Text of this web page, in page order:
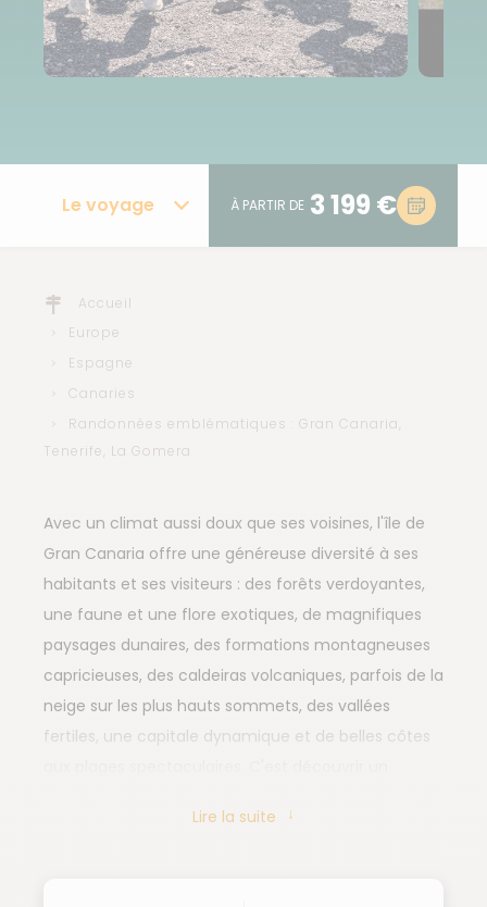
Le voyage À PARTIR DE 3 199 €
Accueil
Europe
Espagne
Canaries
Randonnées emblématiques : Gran Canaria,
Tenerife, La Gomera
Avec un climat aussi doux que ses voisines, l'île de
Gran Canaria offre une généreuse diversité à ses
habitants et ses visiteurs : des forêts verdoyantes,
une faune et une flore exotiques, de magnifiques
paysages dunaires, des formations montagneuses
capricieuses, des caldeiras volcaniques, parfois de la
neige sur les plus hauts sommets, des vallées
fertiles, une capitale dynamique et de belles côtes
meilleur de la Gomera nous attend avec la
Lire la suite